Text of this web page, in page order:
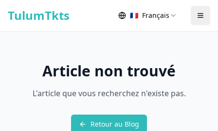
TulumTkts 🇫🇷 Français
Article non trouvé
L'article que vous recherchez n'existe pas.
Retour au Blog